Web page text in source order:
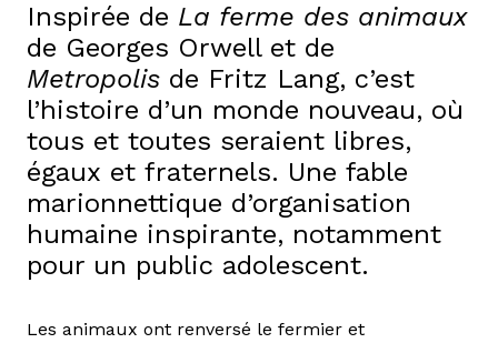
Inspirée de La ferme des animaux
de Georges Orwell et de
Metropolis de Fritz Lang, c’est
l’histoire d’un monde nouveau, où
tous et toutes seraient libres,
égaux et fraternels. Une fable
marionnettique d’organisation
humaine inspirante, notamment
pour un public adolescent.
Les animaux ont renversé le fermier et